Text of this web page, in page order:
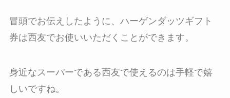
冒頭でお伝えしたように、ハーゲンダッツギフト
券は西友でお使いいただくことができます。
身近なスーパーである西友で使えるのは手軽で嬉
しいですね。